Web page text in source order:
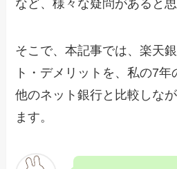
など、様々な疑問があると思
そこで、本記事では、楽天
ト・デメリットを、私の7年
他のネット銀行と比較しな
ます。